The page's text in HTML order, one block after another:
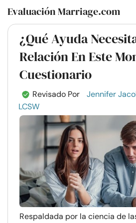
Evaluación Marriage.com
¿Qué Ayuda
Relación En Este
Cuestionario
Revisado Por
Jennifer
LCSW
Respaldada por la ciencia de